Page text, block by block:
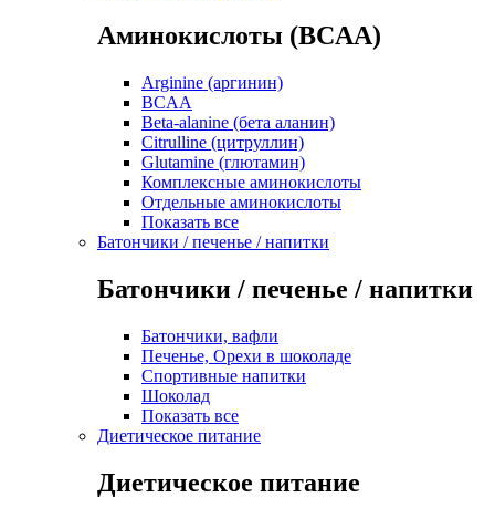
Аминокислоты (BCAA)
Arginine (аргинин)
BCAA
Beta-alanine (бета аланин)
Citrulline (цитруллин)
Glutamine (глютамин)
Комплексные аминокислоты
Отдельные аминокислоты
Показать все
Батончики / печенье / напитки
Батончики / печенье / напитки
Батончики, вафли
Печенье, Орехи в шоколаде
Спортивные напитки
Шоколад
Показать все
Диетическое питание
Диетическое питание